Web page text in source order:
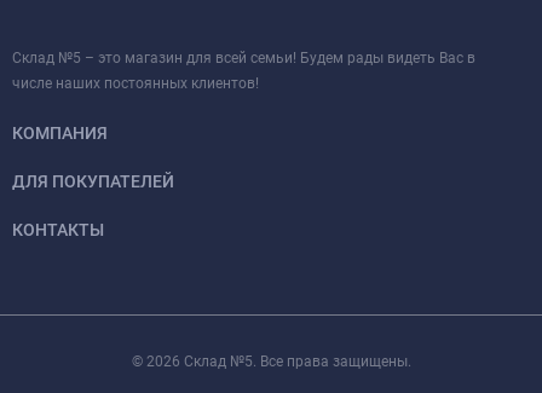
Склад №5 – это магазин для всей семьи! Будем рады видеть Вас в
числе наших постоянных клиентов!
КОМПАНИЯ
ДЛЯ ПОКУПАТЕЛЕЙ
КОНТАКТЫ
© 2026 Склад №5. Все права защищены.